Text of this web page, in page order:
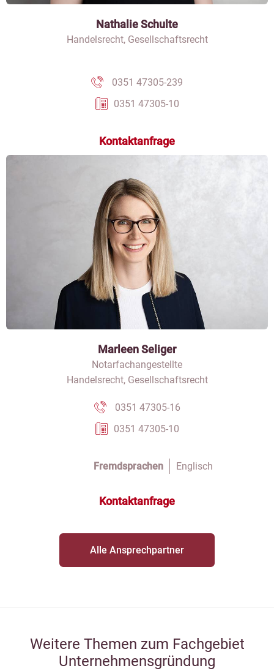
Nathalie Schulte
Handelsrecht, Gesellschaftsrecht
0351 47305-239
0351 47305-10
Kontaktanfrage
Marleen Seliger
Notarfachangestellte
Handelsrecht, Gesellschaftsrecht
0351 47305-16
0351 47305-10
Fremdsprachen Englisch
Kontaktanfrage
Alle Ansprechpartner
Weitere Themen zum Fachgebiet
Unternehmensgründung